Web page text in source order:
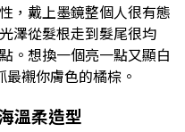
，戴上墨鏡整個人很有態
澤從髮根走到髮尾很均
。想換一個亮一點又顯白
襯你膚色的橘棕。
溫柔造型